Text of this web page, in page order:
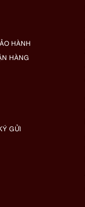
HÀNH
HÀNG
GỬI